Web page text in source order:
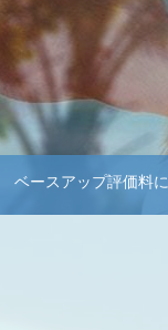
ベースアップ評価料